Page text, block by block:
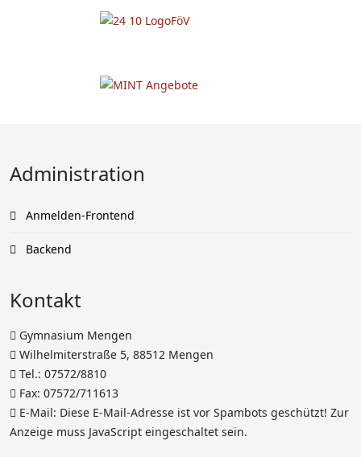
Administration
Anmelden-Frontend
Backend
Kontakt
Gymnasium Mengen
Wilhelmiterstraße 5, 88512 Mengen
Tel.: 07572/8810
Fax: 07572/711613
E-Mail: Diese E-Mail-Adresse ist vor Spambots geschützt! Zur
Anzeige muss JavaScript eingeschaltet sein.